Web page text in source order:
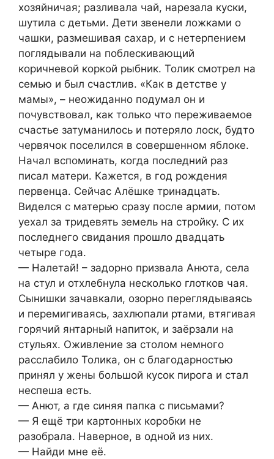
хозяйничая; разливала чай, нарезала куски,
шутила с детьми. Дети звенели ложками о
чашки, размешивая сахар, и с нетерпением
поглядывали на поблескивающий
коричневой коркой рыбник. Толик смотрел на
семью и был счастлив. «Как в детстве у
мамы», – неожиданно подумал он и
почувствовал, как только что переживаемое
счастье затуманилось и потеряло лоск, будто
червячок поселился в совершенном яблоке.
Начал вспоминать, когда последний раз
писал матери. Кажется, в год рождения
первенца. Сейчас Алёшке тринадцать.
Виделся с матерью сразу после армии, потом
уехал за тридевять земель на стройку. С их
последнего свидания прошло двадцать
четыре года.
— Налетай! – задорно призвала Анюта, села
на стул и отхлебнула несколько глотков чая.
Сынишки зачавкали, озорно переглядываясь
и перемигиваясь, захлюпали ртами, втягивая
горячий янтарный напиток, и заёрзали на
стульях. Оживление за столом немного
расслабило Толика, он с благодарностью
принял у жены большой кусок пирога и стал
неспеша есть.
— Анют, а где синяя папка с письмами?
— Я ещё три картонных коробки не
разобрала. Наверное, в одной из них.
— Найди мне её.